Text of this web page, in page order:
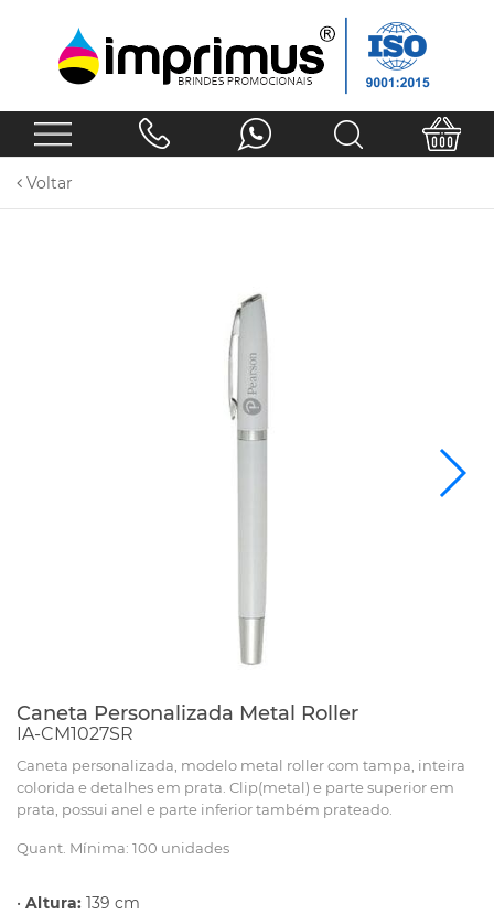
Voltar
Caneta Personalizada Metal Roller
IA-CM1027SR
Caneta personalizada, modelo metal roller com tampa, inteira
colorida e detalhes em prata. Clip(metal) e parte superior em
prata, possui anel e parte inferior também prateado.
Quant. Mínima: 100 unidades
• Altura: 139 cm